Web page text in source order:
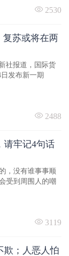
2530
复苏或将在两
社报道，国际货
发布新一期
2488
请牢记4句话
，没有谁事事顺
受到周围人的嘲
3119
欺；人恶人怕